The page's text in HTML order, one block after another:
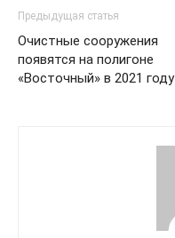
Предыдущая статья
Очистные сооружения
появятся на полигоне
«Восточный» в 2021 году